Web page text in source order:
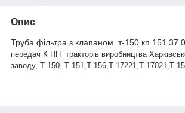
Опис
Труба фільтра з клапаном т-150 кп
передач К ПП тракторів виробництва
заводу, Т-150, Т-151,Т-156,Т-17221,Т-17021,Т-